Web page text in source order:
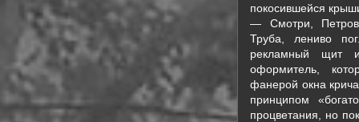
покосившейся
— Смотри,
Труба, лениво
рекламный щит
оформитель,
фанерой окна
принципом
процветания, но